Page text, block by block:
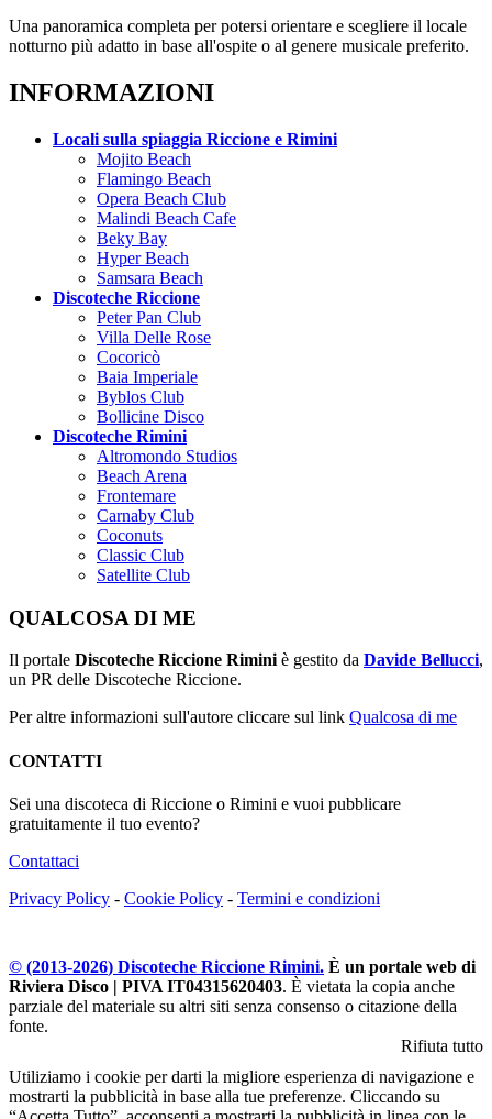
Una panoramica completa per potersi orientare e scegliere il locale
notturno più adatto in base all'ospite o al genere musicale preferito.
INFORMAZIONI
Locali sulla spiaggia Riccione e Rimini
Mojito Beach
Flamingo Beach
Opera Beach Club
Malindi Beach Cafe
Beky Bay
Hyper Beach
Samsara Beach
Discoteche Riccione
Peter Pan Club
Villa Delle Rose
Cocoricò
Baia Imperiale
Byblos Club
Bollicine Disco
Discoteche Rimini
Altromondo Studios
Beach Arena
Frontemare
Carnaby Club
Coconuts
Classic Club
Satellite Club
QUALCOSA DI ME
Il portale Discoteche Riccione Rimini è gestito da Davide Bellucci,
un PR delle Discoteche Riccione.
Per altre informazioni sull'autore cliccare sul link Qualcosa di me
CONTATTI
Sei una discoteca di Riccione o Rimini e vuoi pubblicare
gratuitamente il tuo evento?
Contattaci
Privacy Policy - Cookie Policy - Termini e condizioni
© (2013-2026) Discoteche Riccione Rimini. È un portale web di
Riviera Disco | PIVA IT04315620403. È vietata la copia anche
parziale del materiale su altri siti senza consenso o citazione della
fonte.
Rifiuta tutto
Utiliziamo i cookie per darti la migliore esperienza di navigazione e
mostrarti la pubblicità in base alla tue preferenze. Cliccando su